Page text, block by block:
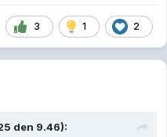
3 1 2
den 9.46):